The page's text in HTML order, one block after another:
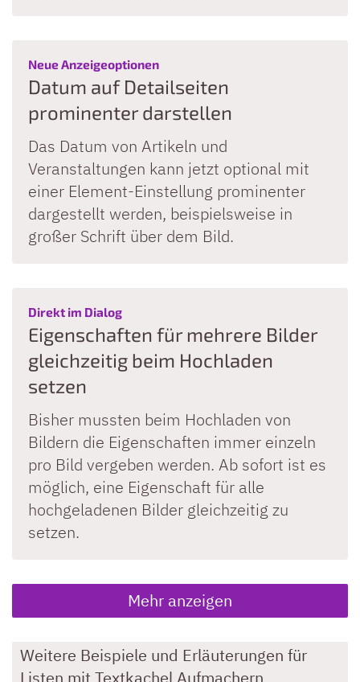
Neue Anzeigeoptionen:
Datum auf Detailseiten
prominenter darstellen
Das Datum von Artikeln und
Veranstaltungen kann jetzt optional mit
einer Element-Einstellung prominenter
dargestellt werden, beispielsweise in
großer Schrift über dem Bild.
Direkt im Dialog:
Eigenschaften für mehrere Bilder
gleichzeitig beim Hochladen
setzen
Bisher mussten beim Hochladen von
Bildern die Eigenschaften immer einzeln
pro Bild vergeben werden. Ab sofort ist es
möglich, eine Eigenschaft für alle
hochgeladenen Bilder gleichzeitig zu
setzen.
Mehr anzeigen
Weitere Beispiele und Erläuterungen für
Listen mit Textkachel Aufmachern